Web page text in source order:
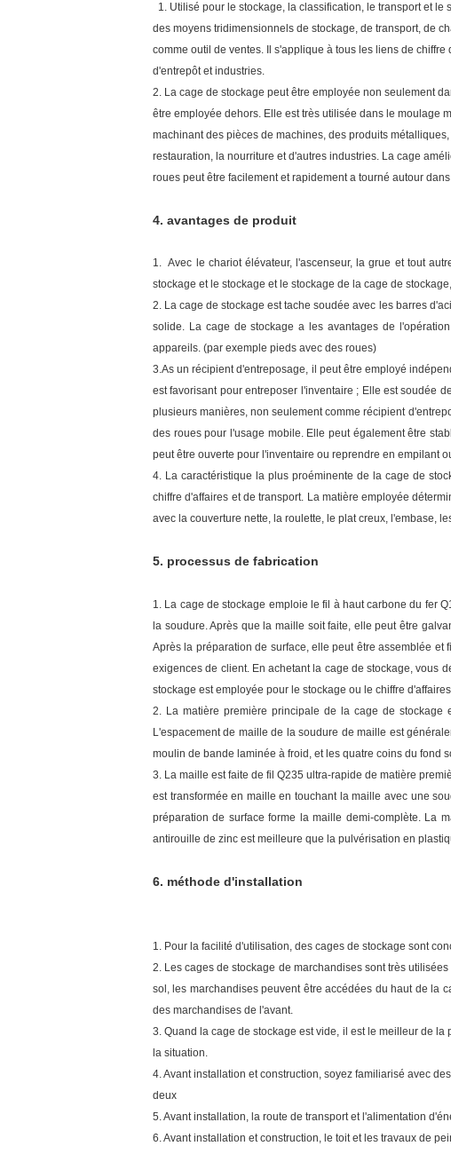
1. Utilisé pour le stockage, la classification, le transport et
des moyens tridimensionnels de stockage, de transport, de
comme outil de ventes. Il s'applique à tous les liens de
d'entrepôt et industries.
2. La cage de stockage peut être employée non seulement
être employée dehors. Elle est très utilisée dans le moulage
machinant des pièces de machines, des produits
restauration, la nourriture et d'autres industries. La cage
roues peut être facilement et rapidement a tourné autour
4. avantages de produit
1. Avec le chariot élévateur, l'ascenseur, la grue et tout
stockage et le stockage et le stockage de la cage de
2. La cage de stockage est tache soudée avec les barres
solide. La cage de stockage a les avantages de
appareils. (par exemple pieds avec des roues)
3.As un récipient d'entreposage, il peut être employé
est favorisant pour entreposer l'inventaire ; Elle est soudée
plusieurs manières, non seulement comme récipient
des roues pour l'usage mobile. Elle peut également être
peut être ouverte pour l'inventaire ou reprendre en empilant
4. La caractéristique la plus proéminente de la cage de
chiffre d'affaires et de transport. La matière employée
avec la couverture nette, la roulette, le plat creux, l'embase,
5. processus de fabrication
1. La cage de stockage emploie le fil à haut carbone du fer
la soudure. Après que la maille soit faite, elle peut être
Après la préparation de surface, elle peut être assemblée
exigences de client. En achetant la cage de stockage, vous
stockage est employée pour le stockage ou le chiffre
2. La matière première principale de la cage de
L'espacement de maille de la soudure de maille est
moulin de bande laminée à froid, et les quatre coins du fond
3. La maille est faite de fil Q235 ultra-rapide de matière
est transformée en maille en touchant la maille avec une
préparation de surface forme la maille demi-complète. La
antirouille de zinc est meilleure que la pulvérisation en
6. méthode d'installation
1. Pour la facilité d'utilisation, des cages de stockage sont
2. Les cages de stockage de marchandises sont très
sol, les marchandises peuvent être accédées du haut de la
des marchandises de l'avant.
3. Quand la cage de stockage est vide, il est le meilleur de
la situation.
4. Avant installation et construction, soyez familiarisé avec
deux
5. Avant installation, la route de transport et l'alimentation
6. Avant installation et construction, le toit et les travaux de